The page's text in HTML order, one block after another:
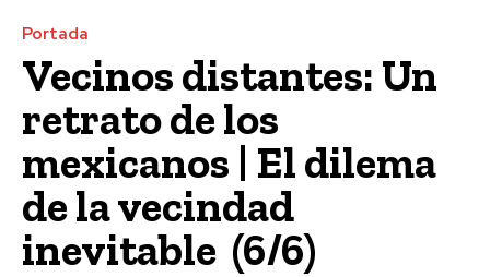
Portada
Vecinos distantes: Un
retrato de los
mexicanos | El dilema
de la vecindad
inevitable (6/6)